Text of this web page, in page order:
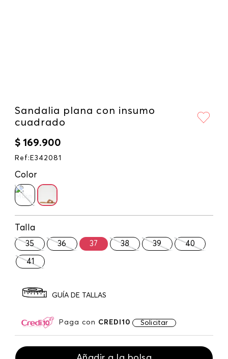
Sandalia plana con insumo
cuadrado
$ 169.900
Ref : E342081
Color
Talla
35 36 37 38 39 40
41
GUÍA DE TALLAS
Paga con CREDI10 Solicitar